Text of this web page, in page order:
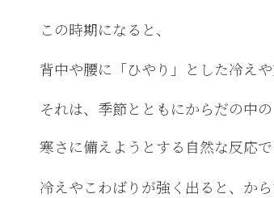
この時期になると、
背中や腰に「ひやり」とした冷え
それは、季節とともにからだの中
寒さに備えようとする自然な反応で
冷えやこわばりが強く出ると、か